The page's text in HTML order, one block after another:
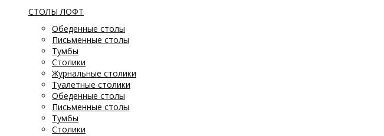
СТОЛЫ ЛОФТ
Обеденные столы
Письменные столы
Тумбы
Столики
Журнальные столики
Туалетные столики
Обеденные столы
Письменные столы
Тумбы
Столики